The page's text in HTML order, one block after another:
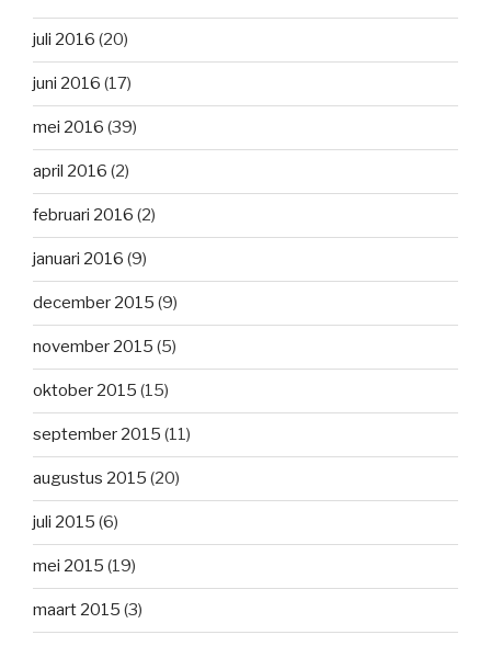
juli 2016 (20)
juni 2016 (17)
mei 2016 (39)
april 2016 (2)
februari 2016 (2)
januari 2016 (9)
december 2015 (9)
november 2015 (5)
oktober 2015 (15)
september 2015 (11)
augustus 2015 (20)
juli 2015 (6)
mei 2015 (19)
maart 2015 (3)